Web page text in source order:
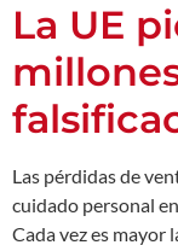
La UE
Las pérdidas de
cuidado personal
Cada vez es mayor